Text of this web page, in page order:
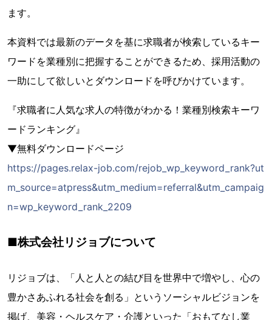
ます。
本資料では最新のデータを基に求職者が検索しているキー
ワードを業種別に把握することができるため、採用活動の
一助にして欲しいとダウンロードを呼びかけています。
『求職者に人気な求人の特徴がわかる！業種別検索キーワ
ードランキング』
▼無料ダウンロードページ
https://pages.relax-job.com/rejob_wp_keyword_rank?ut
m_source=atpress&utm_medium=referral&utm_campaig
n=wp_keyword_rank_2209
■株式会社リジョブについて
リジョブは、「人と人との結び目を世界中で増やし、心の
豊かさあふれる社会を創る」というソーシャルビジョンを
掲げ、美容・ヘルスケア・介護といった「おもてなし業